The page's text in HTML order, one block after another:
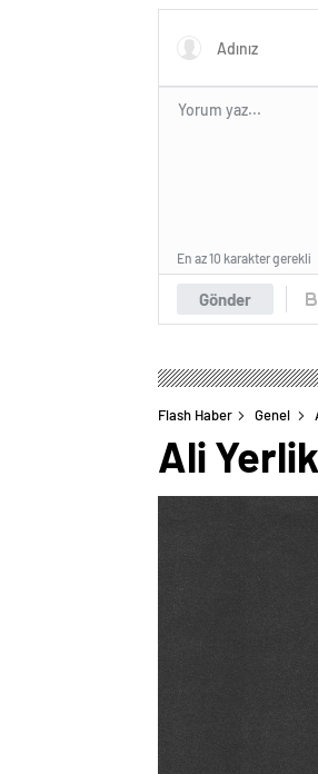
Gönder
En az 10 karakter gerekli
Flash Haber Genel
Ali